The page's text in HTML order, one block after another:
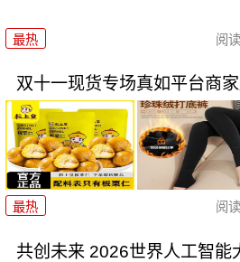
最热 阅读
双十一现货专场真如平台商家
最热 阅读
共创未来 2026世界人工智能